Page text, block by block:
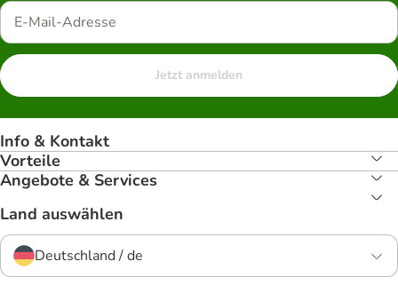
Jetzt anmelden
Info & Kontakt
Vorteile
Angebote & Services
Land auswählen
Deutschland / de